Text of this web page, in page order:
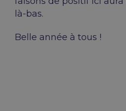
là-bas.
Belle année à tous !